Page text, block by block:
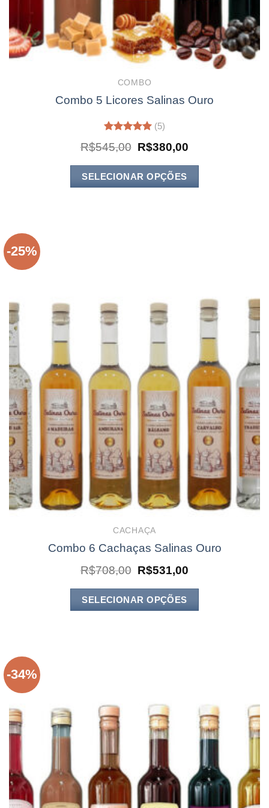
COMBO
Combo 5 Licores Salinas Ouro
5.00de 5
(5)
R$545,00 O
preço
original
era:
R$545,00.
R$380,00
atual
R$380,00.
SELECIONAR OPÇÕES
-25%
CACHAÇA
Combo 6 Cachaças Salinas Ouro
R$708,00 O
preço
original
era:
R$708,00.
R$531,00
atual
R$531,00.
SELECIONAR OPÇÕES
-34%